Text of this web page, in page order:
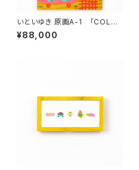
いといゆき 原画A-1 「COLOR
S」
¥88,000